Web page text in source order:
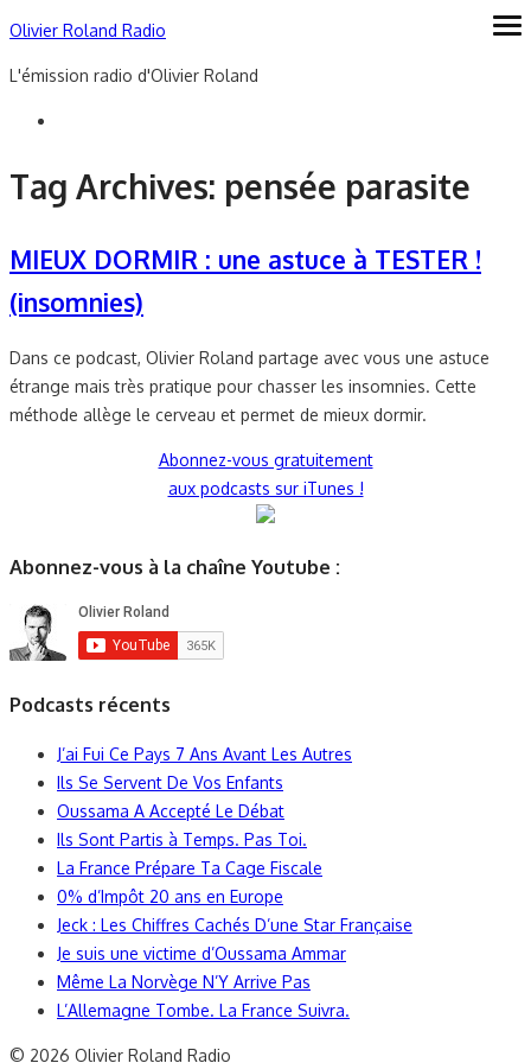
Skip
content
Olivier Roland Radio
L'émission radio d'Olivier Roland
Tag Archives: pensée parasite
MIEUX DORMIR : une astuce à TESTER !
(insomnies)
Dans ce podcast, Olivier Roland partage avec vous une astuce
étrange mais très pratique pour chasser les insomnies. Cette
méthode allège le cerveau et permet de mieux dormir.
Abonnez-vous gratuitement
aux podcasts sur iTunes !
Abonnez-vous à la chaîne Youtube :
Podcasts récents
J’ai Fui Ce Pays 7 Ans Avant Les Autres
Ils Se Servent De Vos Enfants
Oussama A Accepté Le Débat
Ils Sont Partis à Temps. Pas Toi.
La France Prépare Ta Cage Fiscale
0% d’Impôt 20 ans en Europe
Jeck : Les Chiffres Cachés D’une Star Française
Je suis une victime d’Oussama Ammar
Même La Norvège N’Y Arrive Pas
L’Allemagne Tombe. La France Suivra.
© 2026 Olivier Roland Radio